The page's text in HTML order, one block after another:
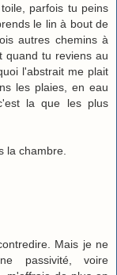
parfois tu peins
le lin à bout de
autres chemins à
quand tu reviens au
l'abstrait me plait
les plaies, en eau
la que les plus
la chambre.
Mais je ne
passivité, voire